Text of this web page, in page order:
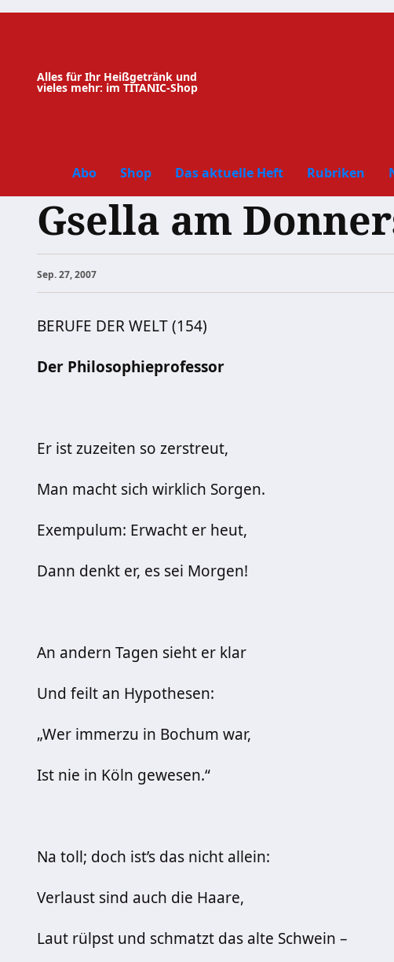
Zum
Alles für Ihr Heißgetränk und
vieles mehr: im TITANIC-Shop
Abo Shop Das aktuelle Heft Rubriken
Gsella am
Sep. 27, 2007
BERUFE DER WELT (154)
Der Philosophieprofessor
Er ist zuzeiten so zerstreut,
Man macht sich wirklich
Exempulum: Erwacht er heut,
Dann denkt er, es sei Morgen!
An andern Tagen sieht er klar
Und feilt an Hypothesen:
„Wer immerzu in Bochum war,
Ist nie in Köln gewesen.“
Na toll; doch ist’s das nicht allein:
Verlaust sind auch die Haare,
Laut rülpst und schmatzt das alte Schwein –